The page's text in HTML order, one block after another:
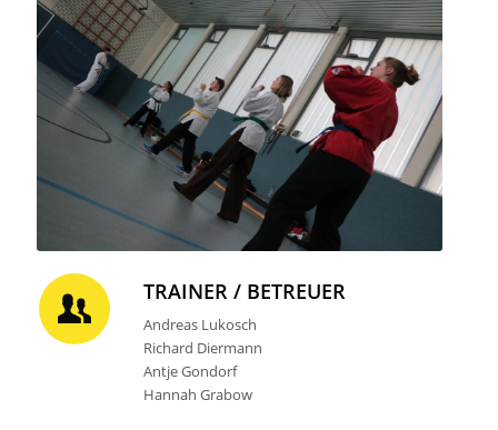
TRAINER / BETREUER
Andreas Lukosch
Richard Diermann
Antje Gondorf
Hannah Grabow